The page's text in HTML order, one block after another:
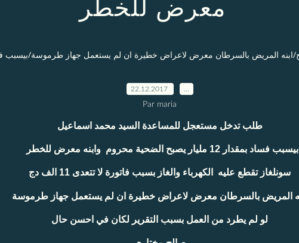
22.12.2017
Par maria
طلب تدخل مستعجل للمساعدة السيد محمد اسماعيل
بيسبب فساد بمقدار 12 مليار يصبح الضحية محروم وابنه معرض للخطر
سونلغاز تقطع عليه الكهرباء والغاز بسبب فاتورة لا تتعدى 11 الف دج
المريض بالسرطان معرض لاعراض خطيرة ان لم يستعمل جهاز طرموسة
لو لم يطرد من العمل بسبب التقرير لكان في احسن حال